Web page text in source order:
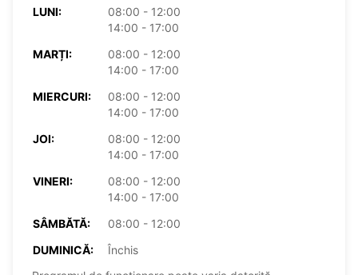
LUNI:
08:00 - 12:00
14:00 - 17:00
MARȚI:
08:00 - 12:00
14:00 - 17:00
MIERCURI:
08:00 - 12:00
14:00 - 17:00
JOI:
08:00 - 12:00
14:00 - 17:00
VINERI:
08:00 - 12:00
14:00 - 17:00
SÂMBĂTĂ:
08:00 - 12:00
DUMINICĂ:
Închis